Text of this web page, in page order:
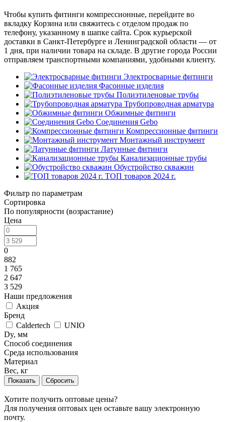
Чтобы купить фитинги компрессионные, перейдите во
вкладку Корзина или свяжитесь с отделом продаж по
телефону, указанному в шапке сайта. Срок курьерской
доставки в Санкт-Петербурге и Ленинградской области — от
1 дня, при наличии товара на складе. В другие города России
отправляем транспортными компаниями, удобными клиенту.
Электросварные фитинги
Фасонные изделия
Полиэтиленовые трубы
Трубопроводная арматура
Обжимные фитинги
Соединения Gebo
Компрессионные фитинги
Монтажный инструмент
Латунные фитинги
Канализационные трубы
Обустройство скважин
ТОП товаров 2024 г.
Фильтр по параметрам
Сортировка
По популярности (возрастание)
Цена
0
882
1 765
2 647
3 529
Наши предложения
Акция
Бренд
Caldertech
UNIO
Dy, мм
Способ соединения
Среда использования
Материал
Вес, кг
Сбросить
Хотите получить оптовые цены?
Для получения оптовых цен оставьте вашу электронную
почту.